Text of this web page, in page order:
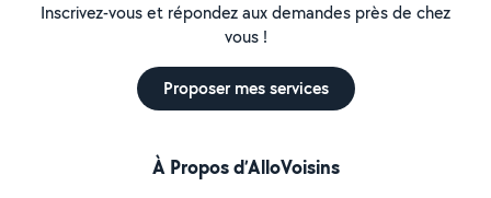
Inscrivez-vous et répondez aux demandes près de chez
vous !
Proposer mes services
À Propos d’AlloVoisins